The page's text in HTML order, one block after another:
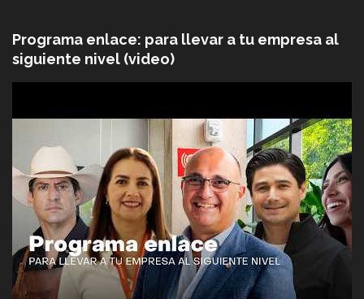
Programa enlace: para llevar a tu empresa al
siguiente nivel (video)